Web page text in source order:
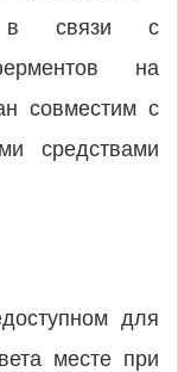
в связи с
на
совместим с
средствами
для
месте при